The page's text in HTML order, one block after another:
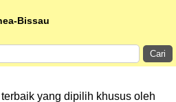
Bissau
Cari
yang dipilih khusus oleh